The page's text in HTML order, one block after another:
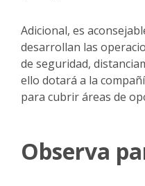
Adicional, es
desarrollan las
de seguridad,
ello dotará a la
para cubrir áreas de
Observa